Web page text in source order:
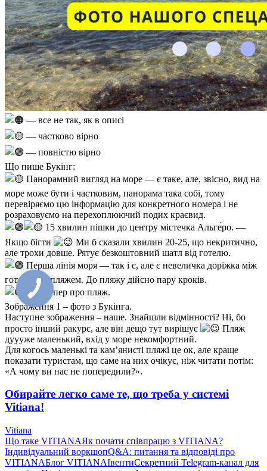
— все не так, як в описі
— частково вірно
— повністю вірно
Що пише Букінг:
Панорамний вигляд на море — є таке, але, звісно, вид на
море може бути і частковим, панорама така собі, тому
перевіряємо цю інформацію для конкретного номера і не
розраховуємо на перехоплюючий подих краєвид.
15 хвилин пішки до центру містечка Альге́ро. —
Якщо бігти
Ми б сказали хвилин 20-25, що некритично,
але трохи довше. Рятує безкоштовний шатл від готелю.
Перша лінія моря — так і є, але є невеличка доріжка між
готелем та пляжем. До пляжу дійсно пару кроків.
Але тепер про пляж.
Зображення 1 – фото з Букінга.
Наступне зображення – наше. Знайшли відмінності? Ні, бо
просто інший ракурс, але він дещо тут вирішує
Пляж
дуууже маленький, вхід у море некомфортний.
Для когось маленькі та кам’янисті пляжі це ок, але краще
показати туристам, що саме на них очікує, ніж читати потім:
«А чому ви нас не попередили?».
Обирайте легко саме те, що треба у системі
Vitiana!
Vitiana
Що таке VITIANAЯк почати співпрацю з VITIANA?
Індивідуальний воркшопQ&A: питання та відповіді про
VITIANAБлог VITIANAІвентиСекретний Telegram-канал для